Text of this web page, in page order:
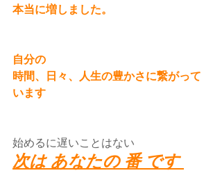
本当に増しました。
自分の
時間、日々、人生の豊かさに繋がって
います
始めるに遅いことはない
次は あなたの 番 です